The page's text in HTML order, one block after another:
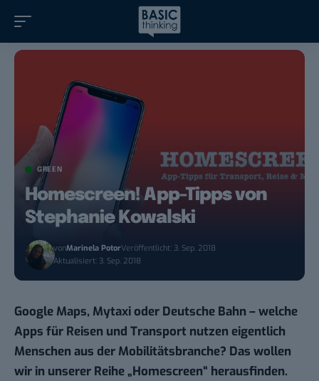
GREEN
Homescreen! App-Tipps von
Stephanie Kowalski
vonMarinela PotorVeröffentlicht: 3. Sep. 2018
Aktualisiert: 3. Sep. 2018
Google Maps, Mytaxi oder Deutsche Bahn – welche
Apps für Reisen und Transport nutzen eigentlich
Menschen aus der Mobilitätsbranche? Das wollen
wir in unserer Reihe„Homescreen“ herausfinden.